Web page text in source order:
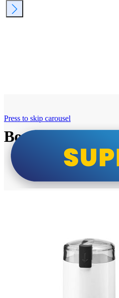
Bosch super cene
Press to skip carousel